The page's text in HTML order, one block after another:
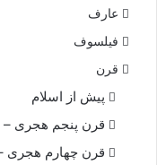
عارف
فیلسوف
قرن
پیش از اسلام
قرن پنجم هجری – ۳۸۸ الی ۴۸۵ شمسی
قرن چهارم هجری – ۲۹۱ الی ۳۸۸